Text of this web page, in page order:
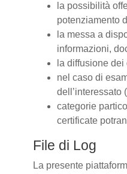
la possibilità
potenziamento
la messa a
informazioni,
la diffusione
nel caso di
dell’interessato
categorie
certificate
File di Log
La presente